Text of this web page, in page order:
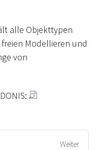
alle Objekttypen
Modellieren und
von
Weiter